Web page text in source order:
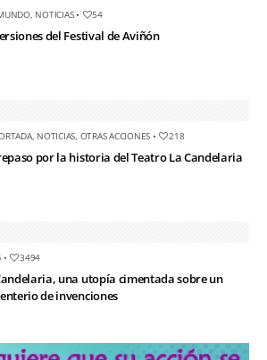
, NOTICIAS• 54
del Festival de Aviñón
, NOTICIAS OTRAS ACCIONES • 218
por la historia del Teatro La Candelaria
• 3494
una utopía cimentada sobre un
de invenciones